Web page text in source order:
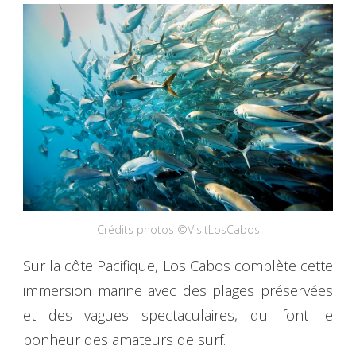
Crédits photos ©VisitLosCabos
Sur la côte Pacifique, Los Cabos complète cette
immersion marine avec des plages préservées
et des vagues spectaculaires, qui font le
bonheur des amateurs de surf.